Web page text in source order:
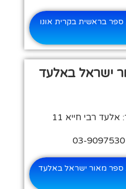
בראשית בקרית אונו
ישראל באלעד
רבי חייא 11
מאור ישראל באלעד